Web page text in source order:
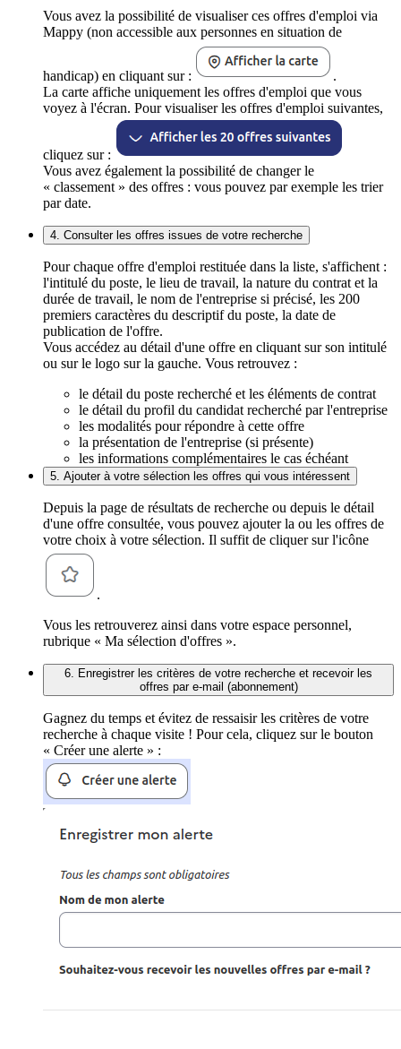
Vous avez la possibilité de visualiser ces offres d'emploi via
Mappy (non accessible aux personnes en situation de
handicap) en cliquant sur :
.
La carte affiche uniquement les offres d'emploi que vous
voyez à l'écran. Pour visualiser les offres d'emploi suivantes,
cliquez sur :
Vous avez également la possibilité de changer le
« classement » des offres : vous pouvez par exemple les trier
par date.
4. Consulter les offres issues de votre recherche
Pour chaque offre d'emploi restituée dans la liste, s'affichent :
l'intitulé du poste, le lieu de travail, la nature du contrat et la
durée de travail, le nom de l'entreprise si précisé, les 200
premiers caractères du descriptif du poste, la date de
publication de l'offre.
Vous accédez au détail d'une offre en cliquant sur son intitulé
ou sur le logo sur la gauche. Vous retrouvez :
le détail du poste recherché et les éléments de contrat
le détail du profil du candidat recherché par l'entreprise
les modalités pour répondre à cette offre
la présentation de l'entreprise (si présente)
les informations complémentaires le cas échéant
5. Ajouter à votre sélection les offres qui vous intéressent
Depuis la page de résultats de recherche ou depuis le détail
d'une offre consultée, vous pouvez ajouter la ou les offres de
votre choix à votre sélection. Il suffit de cliquer sur l'icône
.
Vous les retrouverez ainsi dans votre espace personnel,
rubrique « Ma sélection d'offres ».
6. Enregistrer les critères de votre recherche et recevoir les
offres par e-mail (abonnement)
Gagnez du temps et évitez de ressaisir les critères de votre
recherche à chaque visite ! Pour cela, cliquez sur le bouton
« Créer une alerte » :